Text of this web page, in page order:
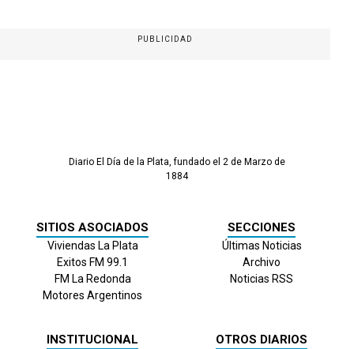
PUBLICIDAD
Diario El Día de la Plata, fundado el 2 de Marzo de
1884
SITIOS ASOCIADOS
Viviendas La Plata
Exitos FM 99.1
FM La Redonda
Motores Argentinos
SECCIONES
Últimas Noticias
Archivo
Noticias RSS
INSTITUCIONAL OTROS DIARIOS